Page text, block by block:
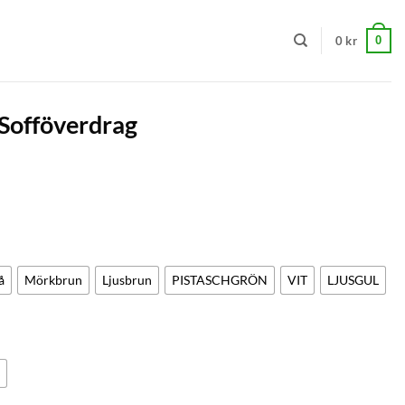
0 kr 0
Mörkbrun Ljusbrun PISTASCHGRÖN VIT LJUSGUL